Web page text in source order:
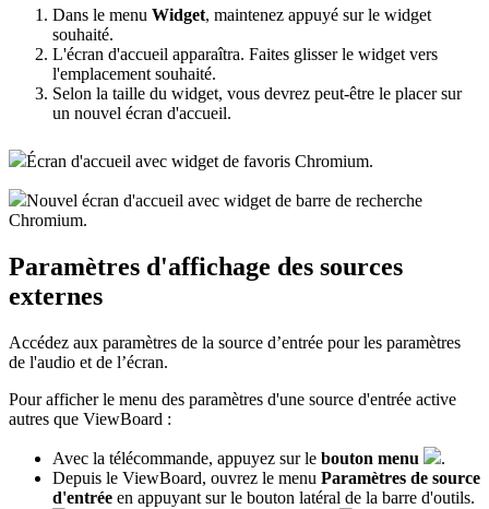
Dans le menu Widget, maintenez appuyé sur le widget
souhaité.
L'écran d'accueil apparaîtra. Faites glisser le widget vers
l'emplacement souhaité.
Selon la taille du widget, vous devrez peut-être le placer sur
un nouvel écran d'accueil.
Écran d'accueil avec widget de favoris Chromium.
Nouvel écran d'accueil avec widget de barre de recherche
Chromium.
Paramètres d'affichage des sources
externes
Accédez aux paramètres de la source d’entrée pour les paramètres
de l'audio et de l’écran.
Pour afficher le menu des paramètres d'une source d'entrée active
autres que ViewBoard :
Avec la télécommande, appuyez sur le bouton menu
.
Depuis le ViewBoard, ouvrez le menu Paramètres de source
d'entrée en appuyant sur le bouton latéral de la barre d'outils.